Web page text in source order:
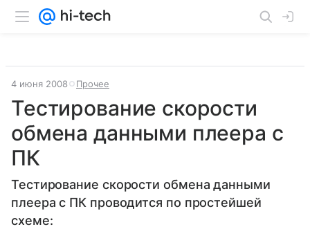
4 июня 2008 Прочее
Тестирование скорости
обмена данными плеера с
ПК
Тестирование скорости обмена данными
плеера с ПК проводится по простейшей
схеме: